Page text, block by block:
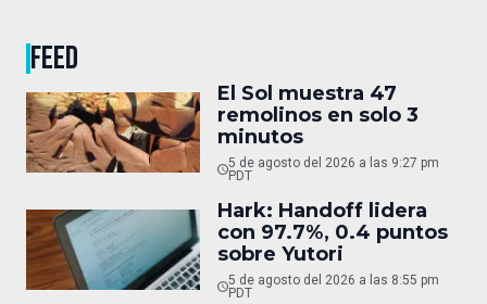
FEED
El Sol muestra 47
remolinos en solo 3
minutos
5 de agosto del 2026 a las 9:27 pm
PDT
Hark: Handoff lidera
con 97.7%, 0.4 puntos
sobre Yutori
5 de agosto del 2026 a las 8:55 pm
PDT